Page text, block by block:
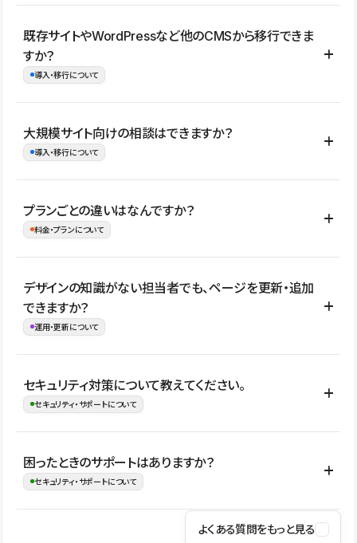
コーポレートサイト、サービスサイト、LP、採用サイト、ブロ
グ・メディア、イベントサイト、店舗・商品紹介サイト、ポートフ
ォリオなど幅広く制作できます。
既存サイトやWordPressなど他のCMSから移行できま
すか？
導入・移行について
はい。既存サイトの構成やコンテンツ、URLを整理したうえで、
Studio上に再構築する形で移行できます。 WordPressの場合は、
イト全体のデザインや設定がそのまま移行されるわけではないた
め、移行後にページ構成やデザイン、CMS設計、URL・リダイレク
大規模サイト向けの相談はできますか？
導入・移行について
はい。アクセス規模が大きいサイトや、複数部門での運用、権限管
理、セキュリティ確認、既存システムとの連携など、個別の要件が
ない段階でも、お問い合わせください。
お問合せはこちら
プランごとの違いはなんですか？
料金・プランについて
公開ページ数、バージョン履歴の期間、CMS利用数の上限、権限
管理の有無などがプランごとに異なります。詳しくは料金プランペ
ージをご覧ください。
デザインの知識がない担当者でも、ページを更新・追加
できますか？
運用・更新について
はい。CMSやコンポーネントを活用して更新範囲を設計しておく
ことで、デザインを崩しにくい状態で運用できます。 さらにコン
ながらレイアウトに影響を与えずに更新作業を進めやすくなりま
す。
セキュリティ対策について教えてください。
セキュリティ・サポートについて
Studioでは、公開サイトやサービスを安全に利用できるよう、通信
の暗号化、データ保護、アクセス管理、脆弱性対策など、複数の観
はSSL/TLSによる通信暗号化に対応しており、悪質なスクリプトの
困ったときのサポートはありますか？
セキュリティ・サポートについて
操作方法や機能については、ヘルプセンターでご確認いただけま
よくある質問をもっと見る